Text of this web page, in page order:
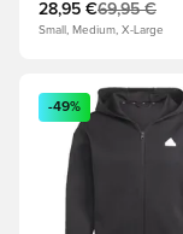
28,95 €69,95 €
Small, Medium, X-Large
Otvorí modál na
-49%